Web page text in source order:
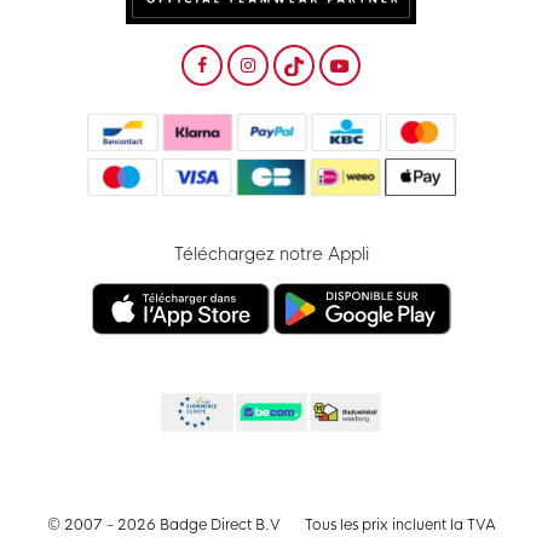
Téléchargez notre Appli
© 2007 - 2026 Badge Direct B.V Tous les prix incluent la TVA